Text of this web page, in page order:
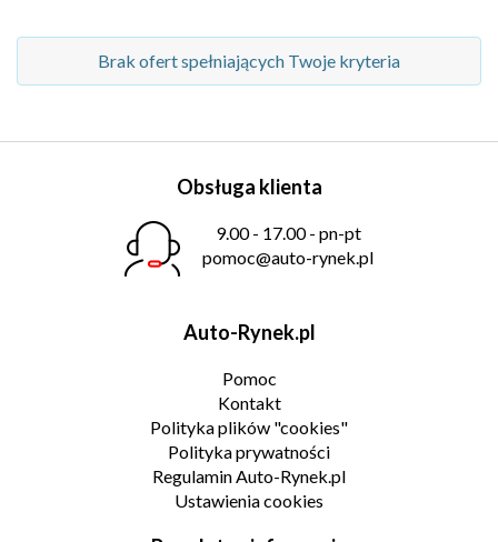
Brak ofert spełniających Twoje kryteria
Obsługa klienta
9.00 - 17.00 - pn-pt
pomoc@auto-rynek.pl
Auto-Rynek.pl
Pomoc
Kontakt
Polityka plików "cookies"
Polityka prywatności
Regulamin Auto-Rynek.pl
Ustawienia cookies